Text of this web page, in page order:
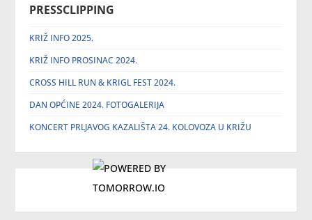
PRESSCLIPPING
KRIŽ INFO 2025.
KRIŽ INFO PROSINAC 2024.
CROSS HILL RUN & KRIGL FEST 2024.
DAN OPĆINE 2024. FOTOGALERIJA
KONCERT PRLJAVOG KAZALIŠTA 24. KOLOVOZA U KRIŽU